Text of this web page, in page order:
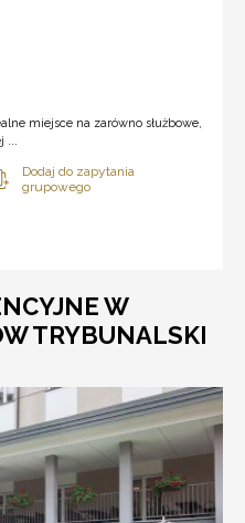
miejsce na zarówno służbowe,
...
W
TRYBUNALSKI